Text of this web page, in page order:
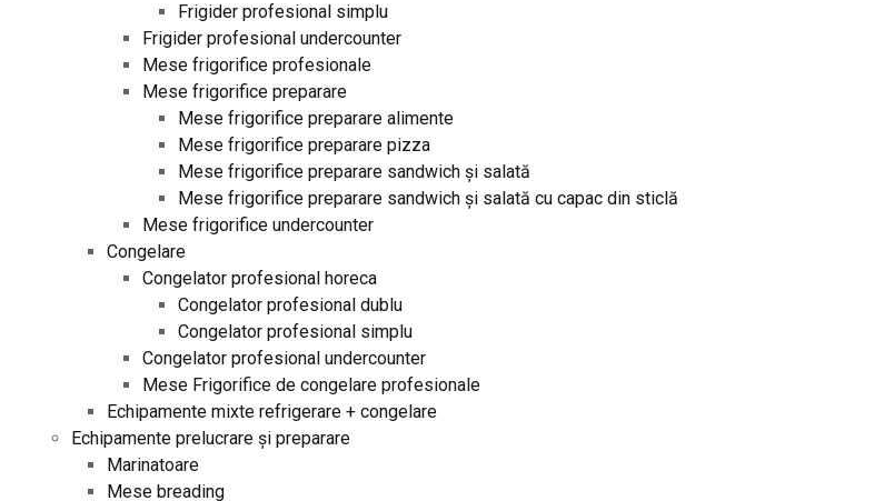
Frigider profesional simplu
Frigider profesional undercounter
Mese frigorifice profesionale
Mese frigorifice preparare
Mese frigorifice preparare alimente
Mese frigorifice preparare pizza
Mese frigorifice preparare sandwich și salată
Mese frigorifice preparare sandwich și salată cu capac din sticlă
Mese frigorifice undercounter
Congelare
Congelator profesional horeca
Congelator profesional dublu
Congelator profesional simplu
Congelator profesional undercounter
Mese Frigorifice de congelare profesionale
Echipamente mixte refrigerare + congelare
Echipamente prelucrare și preparare
Marinatoare
Mese breading